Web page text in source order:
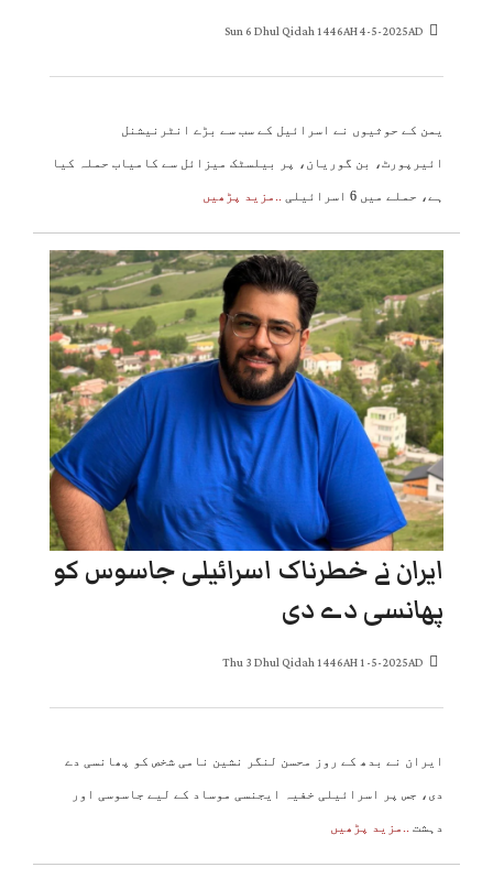
Sun 6 Dhul Qidah 1446AH 4-5-2025AD
یمن کے حوثیوں نے اسرائیل کے سب سے بڑے انٹرنیشنل
ائیرپورٹ، بن گوریان، پر بیلسٹک میزائل سے کامیاب حملہ کیا
ہے، حملے میں 6 اسرائیلی ..مزید پڑھیں
ایران نے خطرناک اسرائیلی جاسوس کو
پھانسی دے دی
Thu 3 Dhul Qidah 1446AH 1-5-2025AD
ایران نے بدھ کے روز محسن لنگر نشین نامی شخص کو پھانسی دے
دی، جس پر اسرائیلی خفیہ ایجنسی موساد کے لیے جاسوسی اور
دہشت ..مزید پڑھیں